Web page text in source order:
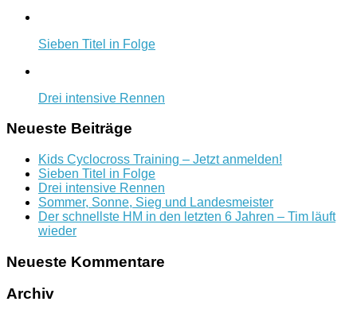
Sieben Titel in Folge
Drei intensive Rennen
Neueste Beiträge
Kids Cyclocross Training – Jetzt anmelden!
Sieben Titel in Folge
Drei intensive Rennen
Sommer, Sonne, Sieg und Landesmeister
Der schnellste HM in den letzten 6 Jahren – Tim läuft
wieder
Neueste Kommentare
Archiv